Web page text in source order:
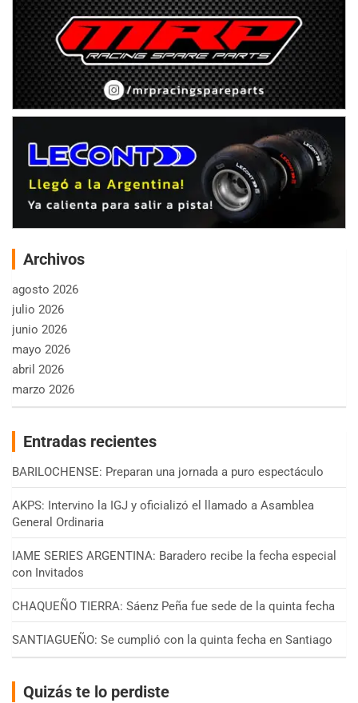
Archivos
agosto 2026
julio 2026
junio 2026
mayo 2026
abril 2026
marzo 2026
Entradas recientes
BARILOCHENSE: Preparan una jornada a puro espectáculo
AKPS: Intervino la IGJ y oficializó el llamado a Asamblea
General Ordinaria
IAME SERIES ARGENTINA: Baradero recibe la fecha especial
con Invitados
CHAQUEÑO TIERRA: Sáenz Peña fue sede de la quinta fecha
SANTIAGUEÑO: Se cumplió con la quinta fecha en Santiago
Quizás te lo perdiste